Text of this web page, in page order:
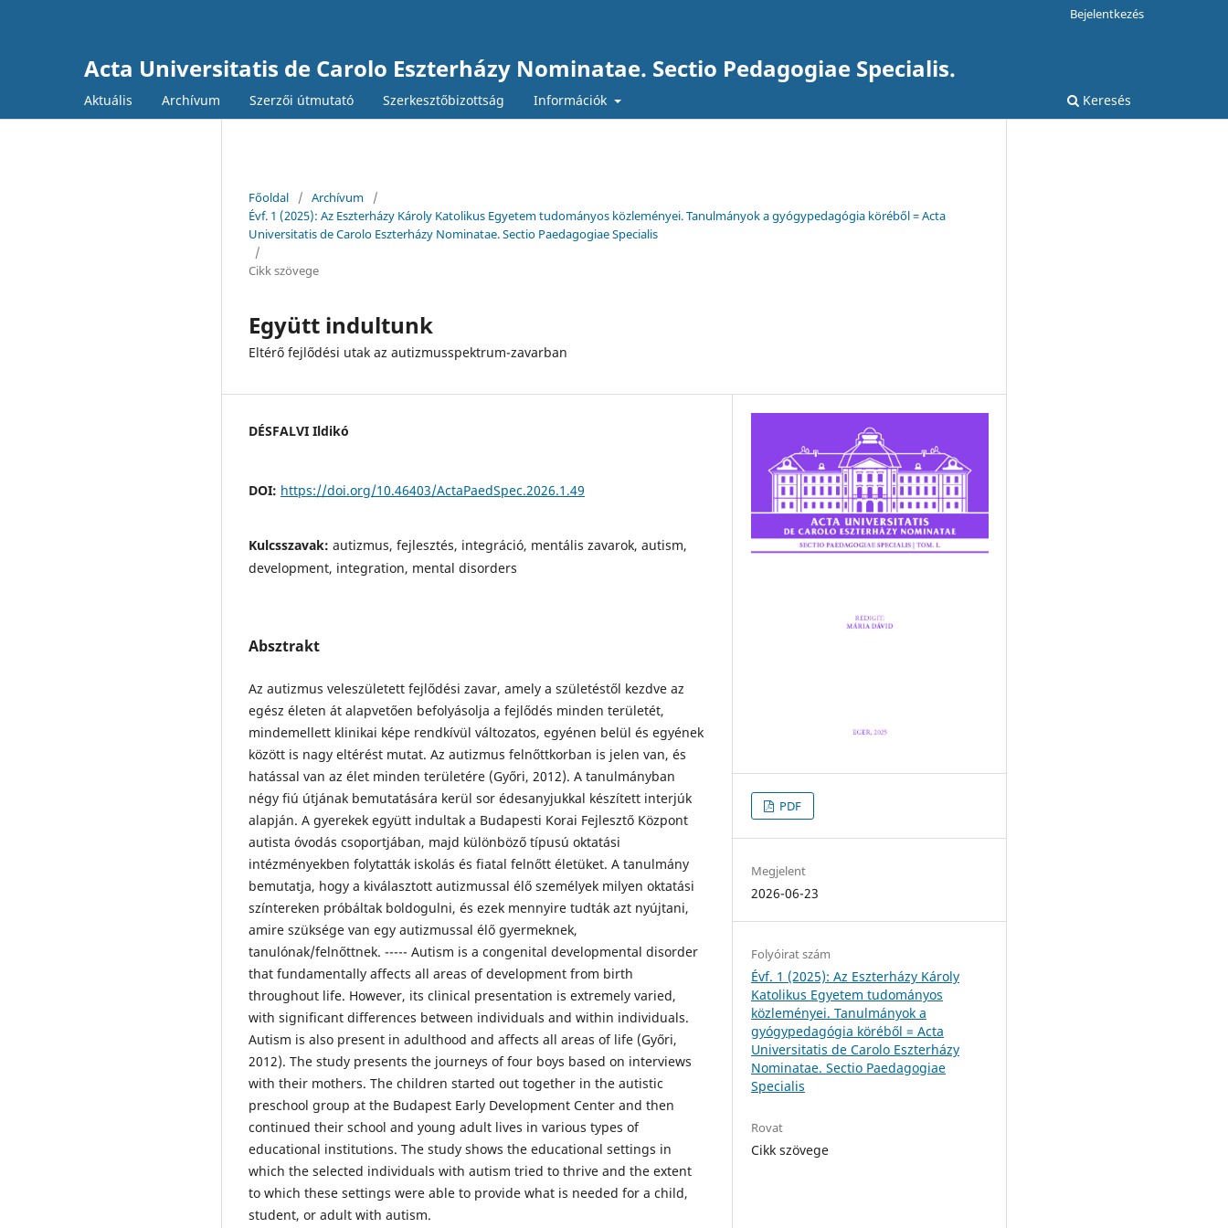
Acta Universitatis de Carolo Eszterházy Nominatae. Sectio Pedagogiae Specialis.
Aktuális Archívum Szerzői útmutató Szerkesztőbizottság Információk Keresés
Bejelentkezés
Főoldal / Archívum
/
Évf. 1 (2025): Az Eszterházy Károly Katolikus Egyetem tudományos közleményei. Tanulmányok a gyógypedagógia köréből = Acta
Universitatis de Carolo Eszterházy Nominatae. Sectio Paedagogiae Specialis
/
Cikk szövege
Együtt indultunk
Eltérő fejlődési utak az autizmusspektrum-zavarban
DÉSFALVI Ildikó
DOI: https://doi.org/10.46403/ActaPaedSpec.2026.1.49
Kulcsszavak: autizmus, fejlesztés, integráció, mentális zavarok, autism,
development, integration, mental disorders
Absztrakt
Az autizmus veleszületett fejlődési zavar, amely a születéstől kezdve az
egész életen át alapvetően befolyásolja a fejlődés minden területét,
mindemellett klinikai képe rendkívül változatos, egyénen belül és egyének
között is nagy eltérést mutat. Az autizmus felnőttkorban is jelen van, és
hatással van az élet minden területére (Győri, 2012). A tanulmányban
négy fiú útjának bemutatására kerül sor édesanyjukkal készített interjúk
alapján. A gyerekek együtt indultak a Budapesti Korai Fejlesztő Központ
autista óvodás csoportjában, majd különböző típusú oktatási
intézményekben folytatták iskolás és fiatal felnőtt életüket. A tanulmány
bemutatja, hogy a kiválasztott autizmussal élő személyek milyen oktatási
színtereken próbáltak boldogulni, és ezek mennyire tudták azt nyújtani,
amire szüksége van egy autizmussal élő gyermeknek,
tanulónak/felnőttnek. ----- Autism is a congenital developmental disorder
that fundamentally affects all areas of development from birth
throughout life. However, its clinical presentation is extremely varied,
with significant differences between individuals and within individuals.
Autism is also present in adulthood and affects all areas of life (Győri,
2012). The study presents the journeys of four boys based on interviews
with their mothers. The children started out together in the autistic
preschool group at the Budapest Early Development Center and then
continued their school and young adult lives in various types of
educational institutions. The study shows the educational settings in
which the selected individuals with autism tried to thrive and the extent
to which these settings were able to provide what is needed for a child,
student, or adult with autism.
PDF
Megjelent
2026-06-23
Folyóirat szám
Évf. 1 (2025): Az Eszterházy Károly
Katolikus Egyetem tudományos
közleményei. Tanulmányok a
gyógypedagógia köréből = Acta
Universitatis de Carolo Eszterházy
Nominatae. Sectio Paedagogiae
Specialis
Rovat
Cikk szövege